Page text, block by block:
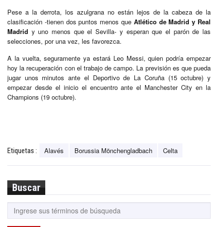
Pese a la derrota, los azulgrana no están lejos de la cabeza de la
clasificación -tienen dos puntos menos que Atlético de Madrid y Real
Madrid y uno menos que el Sevilla- y esperan que el parón de las
selecciones, por una vez, les favorezca.
A la vuelta, seguramente ya estará Leo Messi, quien podría empezar
hoy la recuperación con el trabajo de campo. La previsión es que pueda
jugar unos minutos ante el Deportivo de La Coruña (15 octubre) y
empezar desde el inicio el encuentro ante el Manchester City en la
Champions (19 octubre).
Etiquetas : Alavés Borussia Mönchengladbach Celta
Buscar